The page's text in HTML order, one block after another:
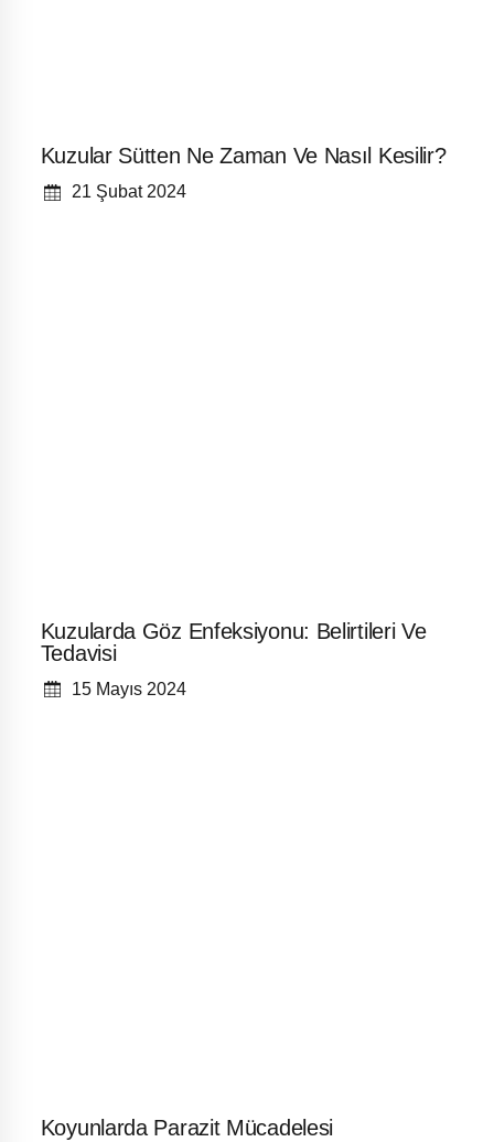
Kuzular Sütten Ne Zaman Ve Nasıl Kesilir?
21 Şubat 2024
Kuzularda Göz Enfeksiyonu: Belirtileri Ve
Tedavisi
15 Mayıs 2024
Koyunlarda Parazit Mücadelesi